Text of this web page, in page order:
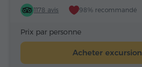
1178 avis 98% recommandé
Prix par personne
Acheter excursion